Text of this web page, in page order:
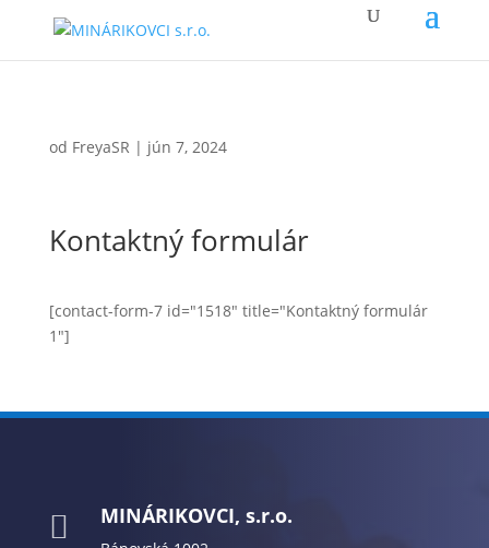
od FreyaSR | jún 7, 2024
Kontaktný formulár
[contact-form-7 id="1518" title="Kontaktný formulár
1"]
 MINÁRIKOVCI, s.r.o.